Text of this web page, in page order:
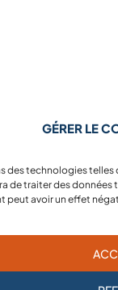
GÉRER LE
des technologies
traiter des
peut avoir un effet